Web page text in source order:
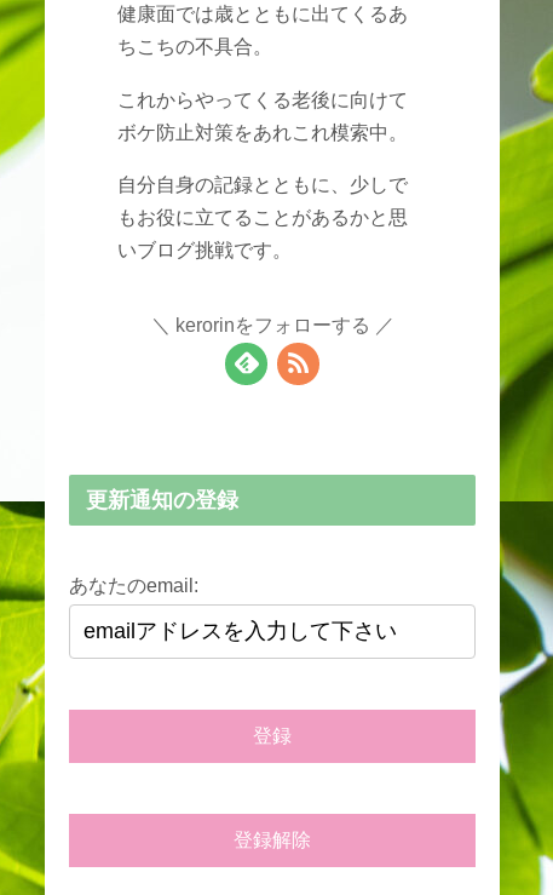
健康面では歳とともに出てくるあ
ちこちの不具合。
これからやってくる老後に向けて
ボケ防止対策をあれこれ模索中。
自分自身の記録とともに、少しで
もお役に立てることがあるかと思
いブログ挑戦です。
kerorinをフォローする
更新通知の登録
あなたのemail: